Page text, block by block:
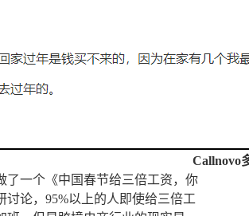
Callnovo
了一个《中国春节给三倍工资，你
讨论，95%以上的人即使给三倍工